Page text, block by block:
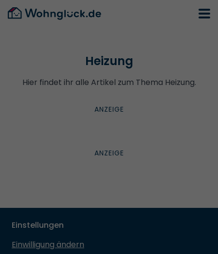
Heizung
Hier findet ihr alle Artikel zum Thema Heizung.
Einstellungen
Einwilligung ändern